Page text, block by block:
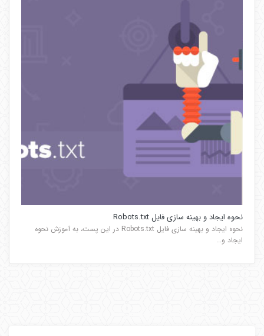
نحوه ایجاد و بهینه سازی فایل Robots.txt
نحوه ایجاد و بهینه سازی فایل Robots.txt در این پست، به آموزش نحوه
ایجاد و...